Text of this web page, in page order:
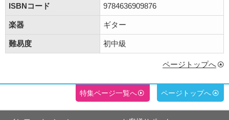
ISBNコード 9784636909876
楽器 ギター
難易度 初中級
ページトップへ
特集ページ一覧へ ページトップへ